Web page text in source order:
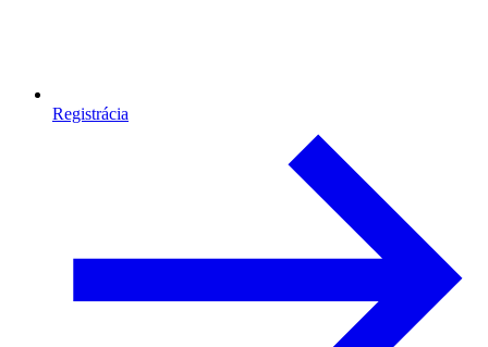
Registrácia